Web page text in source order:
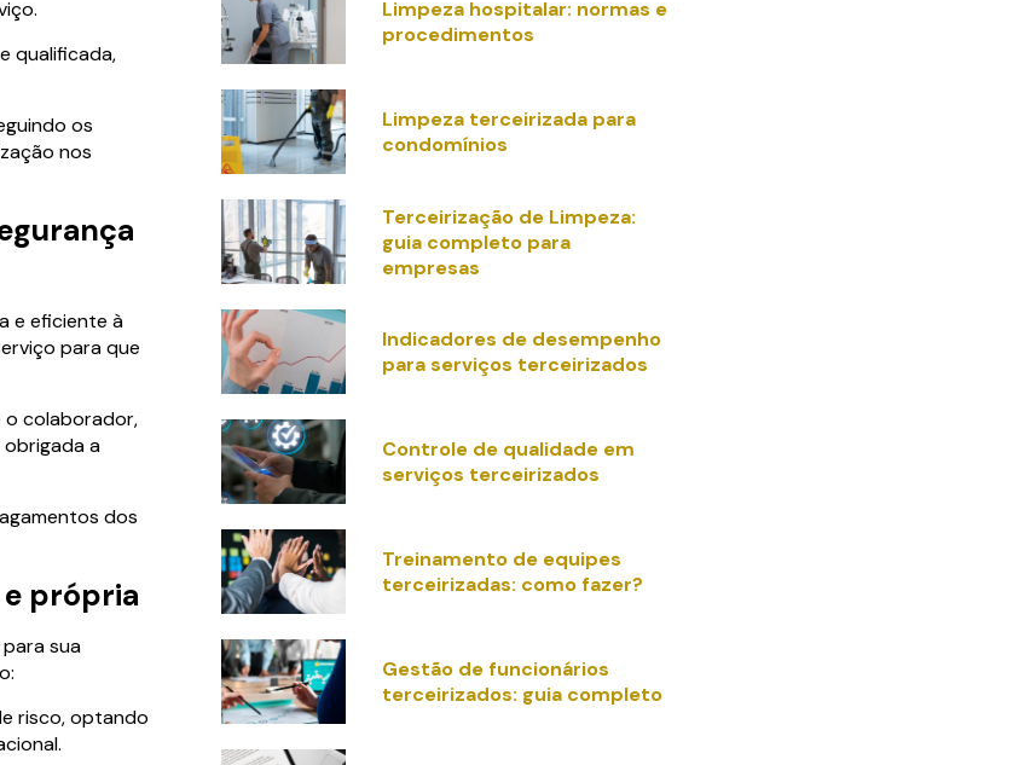
qualificada,
os
nos
e eficiente à
para que
o colaborador,
a
dos
própria
sua
risco, optando
Limpeza hospitalar: normas e
procedimentos
Limpeza terceirizada para
condomínios
Terceirização de Limpeza:
guia completo para
empresas
Indicadores de desempenho
para serviços terceirizados
Controle de qualidade em
serviços terceirizados
Treinamento de equipes
terceirizadas: como fazer?
Gestão de funcionários
terceirizados: guia completo